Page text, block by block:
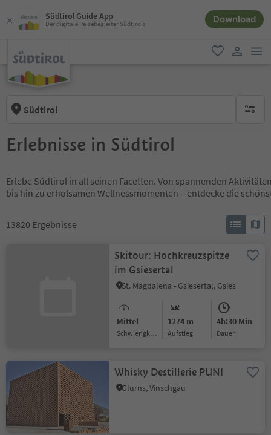
Südtirol Guide App
Der digitale Reisebegleiter Südtirols Download
favorit
Südtirol keine
Erlebnisse in Südtirol
Erlebe Südtirol in all seinen Facetten. Von spannenden
bis hin zu erholsamen Wellnessmomenten – entdecke die
13820 Ergebnisse
Skitour: Hochkreuzspitze
im Gsiesertal
St. Magdalena - Gsiesertal, Gsies
Mittel
Schwierigkeitsgrad
1274 m
Aufstieg
4h:30 Min
Dauer
Whisky Destillerie PUNI
Glurns, Vinschgau